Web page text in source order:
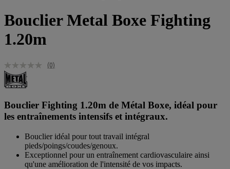
Bouclier Metal Boxe Fighting
1.20m
(0)
Bouclier Fighting 1.20m de Métal Boxe, idéal pour
les entraînements intensifs et intégraux.
Bouclier idéal pour tout travail intégral
pieds/poings/coudes/genoux.
Exceptionnel pour un entraînement cardiovasculaire ainsi
qu'une amélioration de l'intensité de vos impacts.